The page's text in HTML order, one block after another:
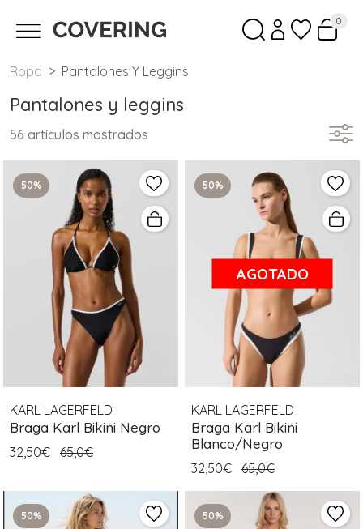
0
Ropa Pantalones Y Leggins
Pantalones y leggins
56 artículos mostrados
50%
KARL LAGERFELD
Braga Karl Bikini Negro
32,50€ 65,0€
50%
AGOTADO
KARL LAGERFELD
Braga Karl Bikini
Blanco/Negro
32,50€ 65,0€
50% 50%